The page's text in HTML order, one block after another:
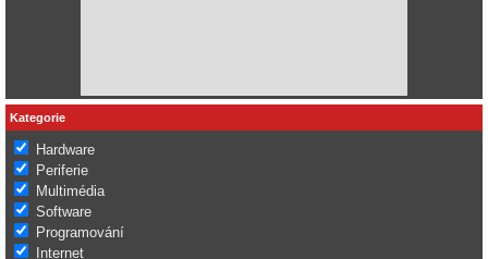
Kategorie
Hardware
Periferie
Multimédia
Software
Programování
Internet